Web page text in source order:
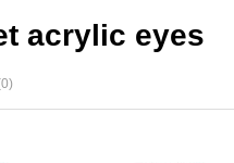
acrylic eyes